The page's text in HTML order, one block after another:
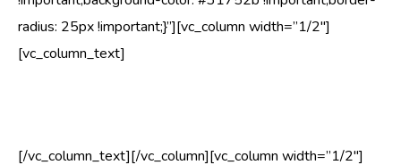
radius: 25px !important;}”][vc_column width=”1/2″]
[vc_column_text]
[/vc_column_text][/vc_column][vc_column width=”1/2″]